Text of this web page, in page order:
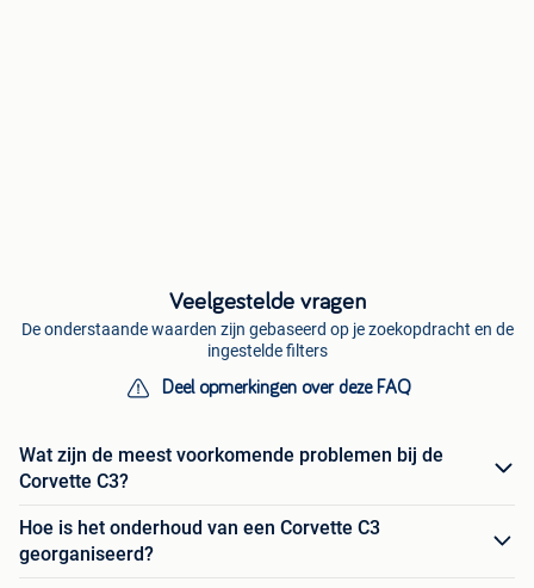
Veelgestelde vragen
De onderstaande waarden zijn gebaseerd op je zoekopdracht en de
ingestelde filters
Deel opmerkingen over deze FAQ
Wat zijn de meest voorkomende problemen bij de
Corvette C3?
Hoe is het onderhoud van een Corvette C3
georganiseerd?